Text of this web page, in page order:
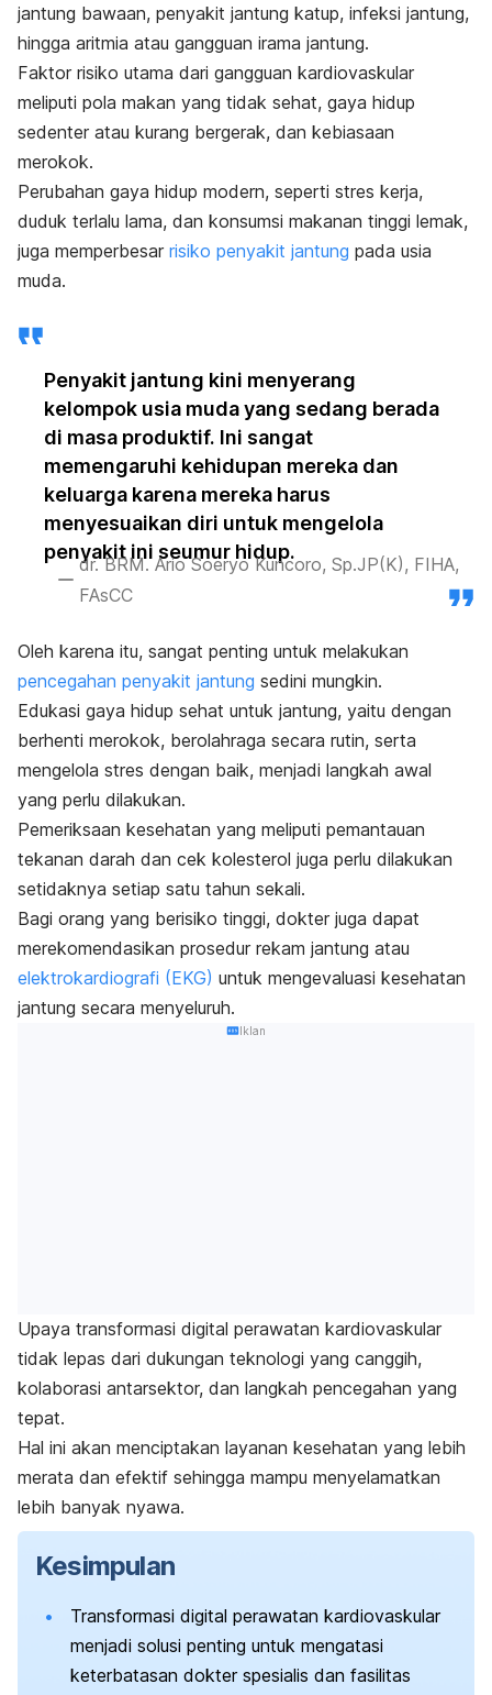
jantung bawaan, penyakit jantung katup, infeksi jantung,
hingga aritmia atau gangguan irama jantung.
Faktor risiko utama dari gangguan kardiovaskular
meliputi pola makan yang tidak sehat, gaya hidup
sedenter atau kurang bergerak, dan kebiasaan
merokok.
Perubahan gaya hidup modern, seperti stres kerja,
duduk terlalu lama, dan konsumsi makanan tinggi lemak,
juga memperbesar risiko penyakit jantung pada usia
muda.
Penyakit jantung kini menyerang
kelompok usia muda yang sedang berada
di masa produktif. Ini sangat
memengaruhi kehidupan mereka dan
keluarga karena mereka harus
menyesuaikan diri untuk mengelola
penyakit ini seumur hidup.
dr. BRM. Ario Soeryo Kuncoro, Sp.JP(K), FIHA,
FAsCC
Oleh karena itu, sangat penting untuk melakukan
pencegahan penyakit jantung sedini mungkin.
Edukasi gaya hidup sehat untuk jantung, yaitu dengan
berhenti merokok, berolahraga secara rutin, serta
mengelola stres dengan baik, menjadi langkah awal
yang perlu dilakukan.
Pemeriksaan kesehatan yang meliputi pemantauan
tekanan darah dan cek kolesterol juga perlu dilakukan
setidaknya setiap satu tahun sekali.
Bagi orang yang berisiko tinggi, dokter juga dapat
merekomendasikan prosedur rekam jantung atau
elektrokardiografi (EKG) untuk mengevaluasi kesehatan
jantung secara menyeluruh.
Iklan
Upaya transformasi digital perawatan kardiovaskular
tidak lepas dari dukungan teknologi yang canggih,
kolaborasi antarsektor, dan langkah pencegahan yang
tepat.
Hal ini akan menciptakan layanan kesehatan yang lebih
merata dan efektif sehingga mampu menyelamatkan
lebih banyak nyawa.
Kesimpulan
Transformasi digital perawatan kardiovaskular
menjadi solusi penting untuk mengatasi
keterbatasan dokter spesialis dan fasilitas